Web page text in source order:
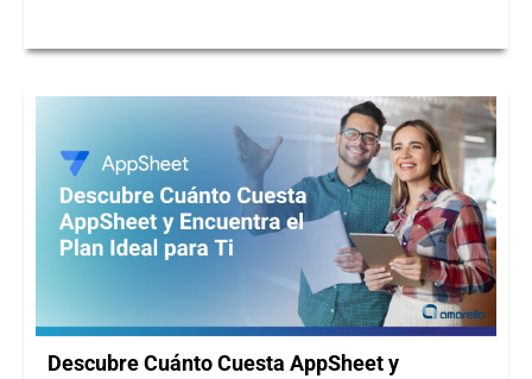
Descubre Cuánto Cuesta AppSheet y